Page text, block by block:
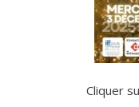
Cliquer